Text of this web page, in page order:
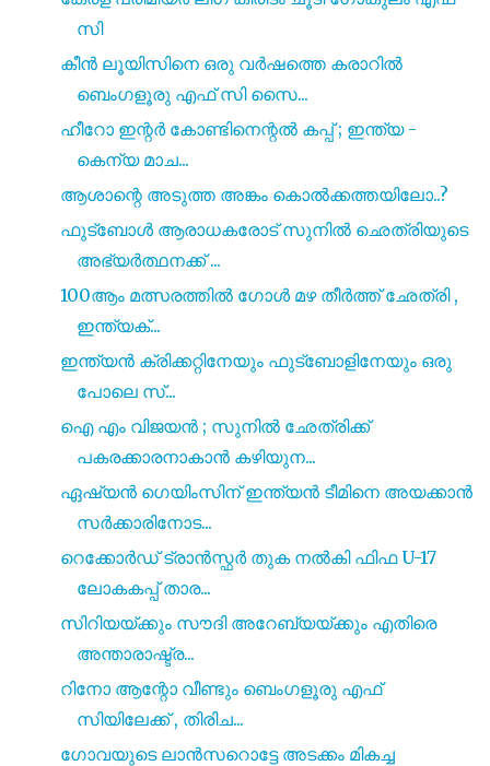
സി
കീൻ ലൂയിസിനെ ഒരു വർഷത്തെ കരാറിൽ
ബെംഗളൂരു എഫ് സി സൈ...
ഹീറോ ഇന്റർ കോണ്ടിനെന്റൽ കപ്പ് ; ഇന്ത്യ -
കെന്യ മാച...
ആശാന്റെ അടുത്ത അങ്കം കൊൽക്കത്തയിലോ..?
ഫുട്ബോൾ ആരാധകരോട് സുനിൽ ഛെത്രിയുടെ
അഭ്യർത്ഥനക്ക് ...
100ആം മത്സരത്തിൽ ഗോൾ മഴ തീർത്ത് ഛേത്രി ,
ഇന്ത്യക്...
ഇന്ത്യൻ ക്രിക്കറ്റിനേയും ഫുട്ബോളിനേയും ഒരു
പോലെ സ്...
ഐ എം വിജയൻ ; സുനിൽ ഛേത്രിക്ക്
പകരക്കാരനാകാൻ കഴിയുന...
ഏഷ്യൻ ഗെയിംസിന് ഇന്ത്യൻ ടീമിനെ അയക്കാൻ
സർക്കാരിനോട...
റെക്കോർഡ് ട്രാൻസ്ഫർ തുക നൽകി ഫിഫ U-17
ലോകകപ്പ് താര...
സിറിയയ്ക്കും സൗദി അറേബ്യയ്ക്കും എതിരെ
അന്താരാഷ്ട്ര...
റിനോ ആന്റോ വീണ്ടും ബെംഗളൂരു എഫ്
സിയിലേക്ക് , തിരിച...
ഗോവയുടെ ലാൻസറൊട്ടേ അടക്കം മികച്ച